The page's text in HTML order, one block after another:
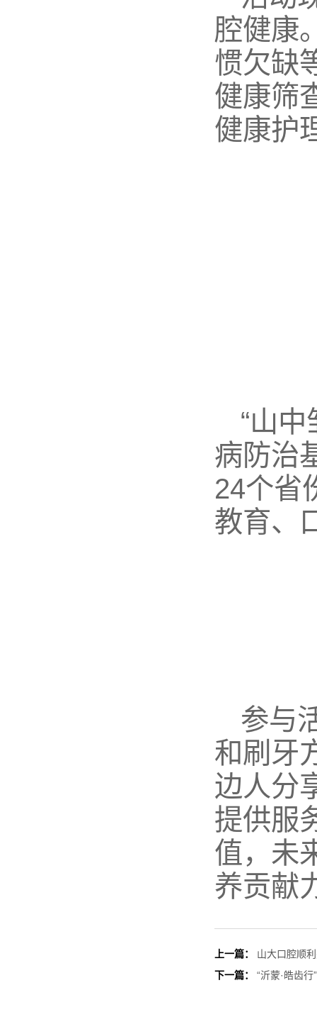
腔健康
惯欠缺
健康筛
健康护
“山
病防治
24个省
教育、
参与
和刷牙
边人分
提供服
值，未
养贡献
上一篇：
山大口腔顺
下一篇：
“沂蒙·皓齿